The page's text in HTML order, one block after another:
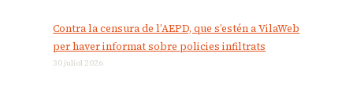
Contra la censura de l’AEPD, que s’estén a VilaWeb
per haver informat sobre policies infiltrats
30 juliol 2026